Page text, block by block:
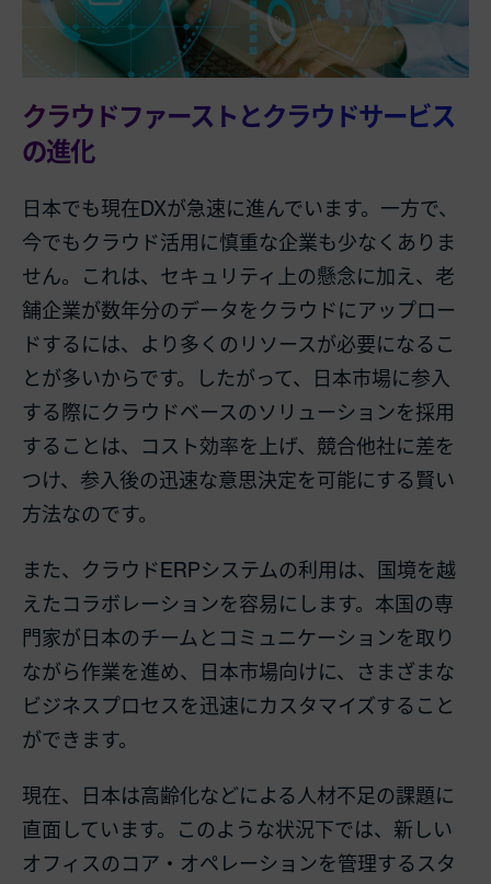
クラウドファーストとクラウドサービス
の進化
日本でも現在DXが急速に進んでいます。一方で、
今でもクラウド活用に慎重な企業も少なくありま
せん。これは、セキュリティ上の懸念に加え、老
舗企業が数年分のデータをクラウドにアップロー
ドするには、より多くのリソースが必要になるこ
とが多いからです。したがって、日本市場に参入
する際にクラウドベースのソリューションを採用
することは、コスト効率を上げ、競合他社に差を
つけ、参入後の迅速な意思決定を可能にする賢い
方法なのです。
また、クラウドERPシステムの利用は、国境を越
えたコラボレーションを容易にします。本国の専
門家が日本のチームとコミュニケーションを取り
ながら作業を進め、日本市場向けに、さまざまな
ビジネスプロセスを迅速にカスタマイズすること
ができます。
現在、日本は高齢化などによる人材不足の課題に
直面しています。このような状況下では、新しい
オフィスのコア・オペレーションを管理するスタ